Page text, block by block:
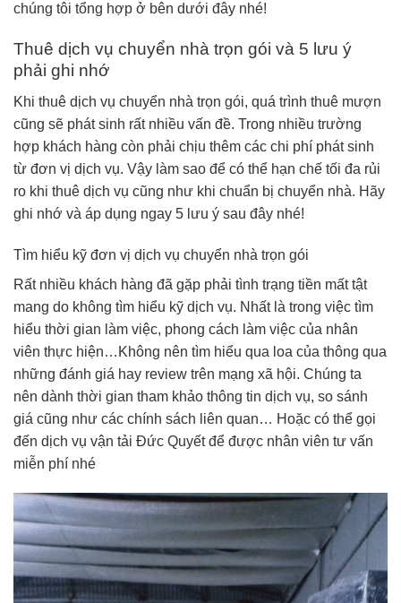
chúng tôi tổng hợp ở bên dưới đây nhé!
Thuê dịch vụ chuyển nhà trọn gói và 5 lưu ý
phải ghi nhớ
Khi thuê dịch vụ chuyển nhà trọn gói, quá trình thuê mượn
cũng sẽ phát sinh rất nhiều vấn đề. Trong nhiều trường
hợp khách hàng còn phải chịu thêm các chi phí phát sinh
từ đơn vị dịch vụ. Vậy làm sao để có thể hạn chế tối đa rủi
ro khi thuê dịch vụ cũng như khi chuẩn bị chuyển nhà. Hãy
ghi nhớ và áp dụng ngay 5 lưu ý sau đây nhé!
Tìm hiểu kỹ đơn vị dịch vụ chuyển nhà trọn gói
Rất nhiều khách hàng đã gặp phải tình trạng tiền mất tật
mang do không tìm hiểu kỹ dịch vụ. Nhất là trong việc tìm
hiểu thời gian làm việc, phong cách làm việc của nhân
viên thực hiện…Không nên tìm hiểu qua loa của thông qua
những đánh giá hay review trên mạng xã hội. Chúng ta
nên dành thời gian tham khảo thông tin dịch vụ, so sánh
giá cũng như các chính sách liên quan… Hoặc có thể gọi
đến dịch vụ vận tải Đức Quyết để được nhân viên tư vấn
miễn phí nhé